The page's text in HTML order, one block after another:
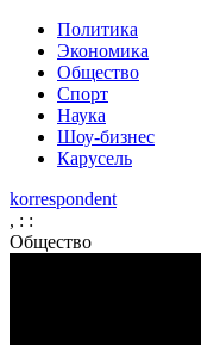
Политика
Экономика
Общество
Спорт
Наука
Шоу-бизнес
Карусель
korrespondent
, : :
Общество